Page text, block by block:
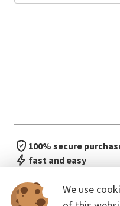
We use
100% secure
fast and easy